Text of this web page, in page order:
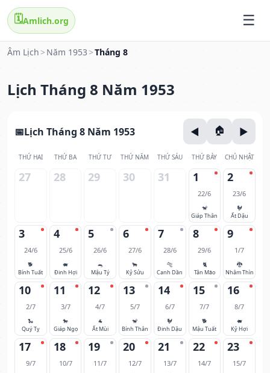
🗓️Amlich.org
Âm Lịch > Năm 1953 >Tháng 8
Lịch Tháng 8 Năm 1953
Lịch Tháng 8 Năm 1953
THỨ HAI THỨ BA THỨ TƯ THỨ NĂM THỨ SÁU THỨ BẢY CHỦ NHẬT
27 28 29 30 31 1
22/6
🐒
Giáp Thân
2
23/6
🐓
Ất Dậu
3
24/6
🐕
Bính Tuất
4
25/6
🐖
Đinh Hợi
5
26/6
🐀
Mậu Tý
6
27/6
🐂
Kỷ Sửu
7
28/6
🐅
Canh Dần
8
29/6
🐈
Tân Mão
9
1/7
🐉
Nhâm Thìn
10
2/7
🐍
Quý Tỵ
11
3/7
🐎
Giáp Ngọ
12
4/7
🐐
Ất Mùi
13
5/7
🐒
Bính Thân
14
6/7
🐓
Đinh Dậu
15
7/7
🐕
Mậu Tuất
16
8/7
🐖
Kỷ Hợi
17
9/7
18
10/7
19
11/7
20
12/7
21
13/7
22
14/7
23
15/7